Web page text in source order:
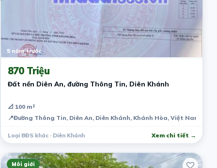
5 năm trước
870 Triệu
Đất nền Diên An, đường Thông Tin, Diên Khánh
📐 100 m²
📍Đường Thông Tin, Diên An, Diên Khánh, Khánh Hòa, Việt Nam
Loại BĐS khác · Diên Khánh Xem chi tiết →
Môi giới